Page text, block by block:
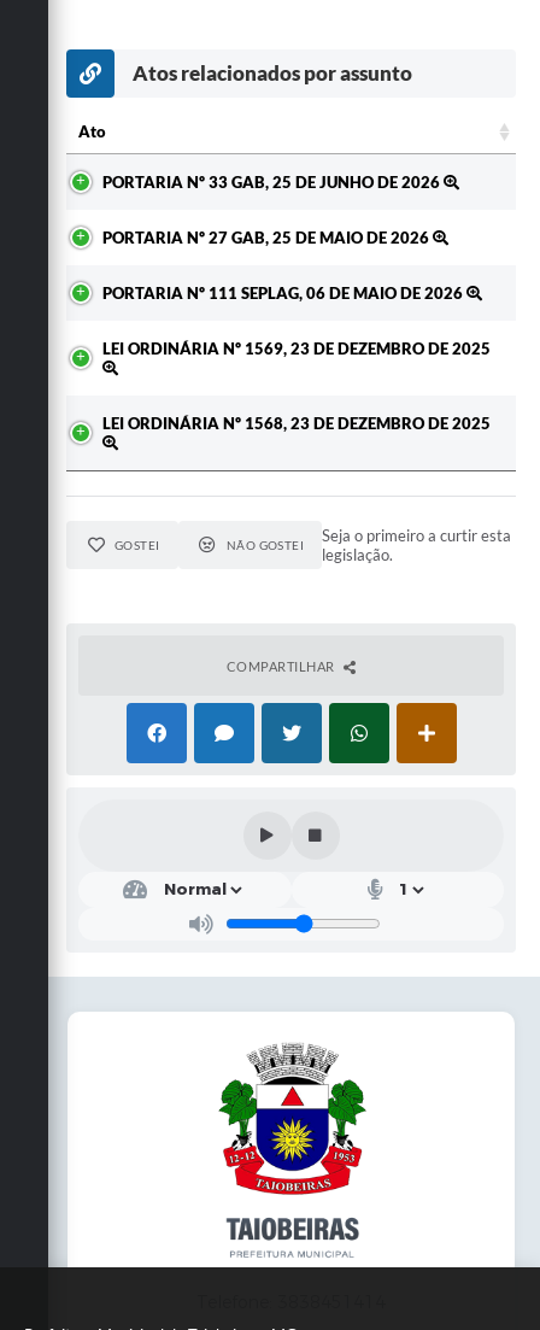
Atos relacionados por assunto
Ato
PORTARIA Nº 33 GAB, 25 DE JUNHO DE 2026
PORTARIA Nº 27 GAB, 25 DE MAIO DE 2026
PORTARIA Nº 111 SEPLAG, 06 DE MAIO DE 2026
LEI ORDINÁRIA Nº 1569, 23 DE DEZEMBRO DE 2025
LEI ORDINÁRIA Nº 1568, 23 DE DEZEMBRO DE 2025
GOSTEI NÃO GOSTEI
Seja o primeiro a curtir esta
legislação.
COMPARTILHAR